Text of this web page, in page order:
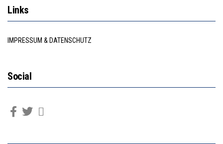
Links
IMPRESSUM & DATENSCHUTZ
Social